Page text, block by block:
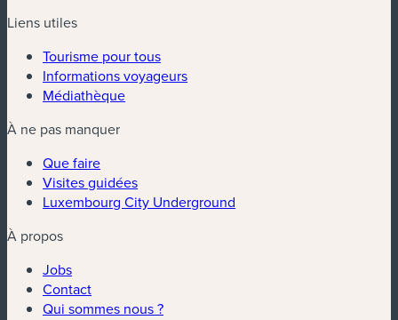
Liens utiles
Tourisme pour tous
Informations voyageurs
Médiathèque
À ne pas manquer
Que faire
Visites guidées
Luxembourg City Underground
À propos
Jobs
Contact
Qui sommes nous ?